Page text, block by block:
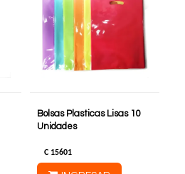
Bolsas Plasticas Lisas 10
Unidades
C 15601